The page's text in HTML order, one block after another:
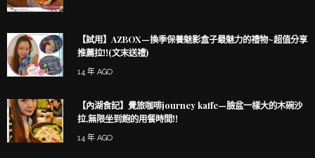
【試用】AZBOX—換季保養魅影盒子最魅力的禮物~超值分享
推薦拉!!(文末送禮)
14 年 AGO
【內湖食記】覺旅咖啡journey kaffe—臉盆一樣大的木碗沙
拉,無限坐到飽的用餐時間!!
14 年 AGO